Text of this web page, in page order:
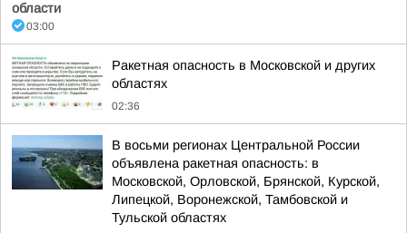
области
03:00
Ракетная опасность в Московской и других
областях
02:36
В восьми регионах Центральной России
объявлена ракетная опасность: в
Московской, Орловской, Брянской, Курской,
Липецкой, Воронежской, Тамбовской и
Тульской областях